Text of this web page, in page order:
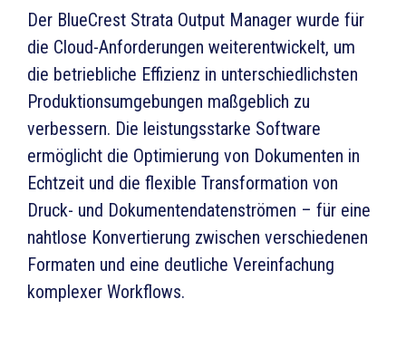
Der BlueCrest Strata Output Manager wurde für
die Cloud-Anforderungen weiterentwickelt, um
die betriebliche Effizienz in unterschiedlichsten
Produktionsumgebungen maßgeblich zu
verbessern. Die leistungsstarke Software
ermöglicht die Optimierung von Dokumenten in
Echtzeit und die flexible Transformation von
Druck- und Dokumentendatenströmen – für eine
nahtlose Konvertierung zwischen verschiedenen
Formaten und eine deutliche Vereinfachung
komplexer Workflows.